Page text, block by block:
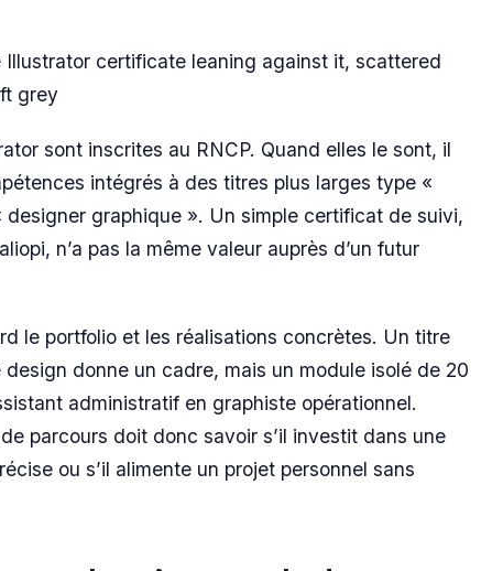
certificate leaning against it, scattered
grey
sont inscrites au RNCP. Quand elles le sont, il
intégrés à des titres plus larges type «
graphique ». Un simple certificat de suivi,
n’a pas la même valeur auprès d’un futur
le portfolio et les réalisations concrètes. Un titre
donne un cadre, mais un module isolé de 20
administratif en graphiste opérationnel.
parcours doit donc savoir s’il investit dans une
ou s’il alimente un projet personnel sans